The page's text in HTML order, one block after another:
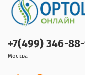
+7(499) 346-
Москва